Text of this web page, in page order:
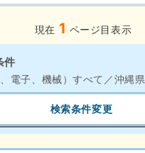
現在 1 ページ目表示
件
電子、機械）すべて／沖縄県
検索条件変更